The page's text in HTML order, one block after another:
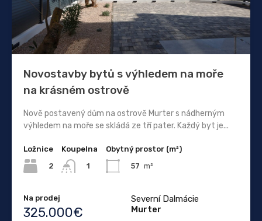
Novostavby bytů s výhledem na moře
na krásném ostrově
Nově postavený dům na ostrově Murter s nádherným
výhledem na moře se skládá ze tří pater. Každý byt je...
Ložnice
2
Koupelna
1
Obytný prostor (m²)
57 m²
Na prodej
325.000€
Severní Dalmácie
Murter